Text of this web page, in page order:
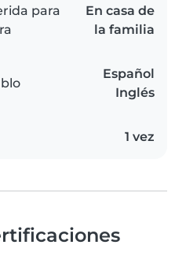
para
En casa de
la familia
Español
Inglés
1 vez